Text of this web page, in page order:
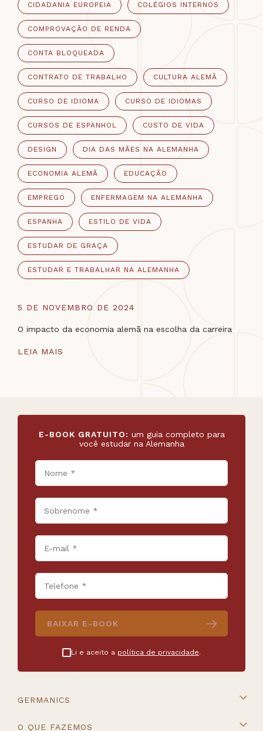
CIDADANIA EUROPEIA COLÉGIOS INTERNOS
COMPROVAÇÃO DE RENDA
CONTA BLOQUEADA
CONTRATO DE TRABALHO CULTURA ALEMÃ
CURSO DE IDIOMA CURSO DE IDIOMAS
CURSOS DE ESPANHOL CUSTO DE VIDA
DESIGN DIA DAS MÃES NA ALEMANHA
ECONOMIA ALEMÃ EDUCAÇÃO
EMPREGO ENFERMAGEM NA ALEMANHA
ESPANHA ESTILO DE VIDA
ESTUDAR DE GRAÇA
ESTUDAR E TRABALHAR NA ALEMANHA
5 DE NOVEMBRO DE 2024
O impacto da economia alemã na escolha da carreira
LEIA MAIS
E-BOOK GRATUITO: um guia completo para
você estudar na Alemanha
BAIXAR E-BOOK
Li e aceito a política de privacidade.
GERMANICS
O QUE FAZEMOS